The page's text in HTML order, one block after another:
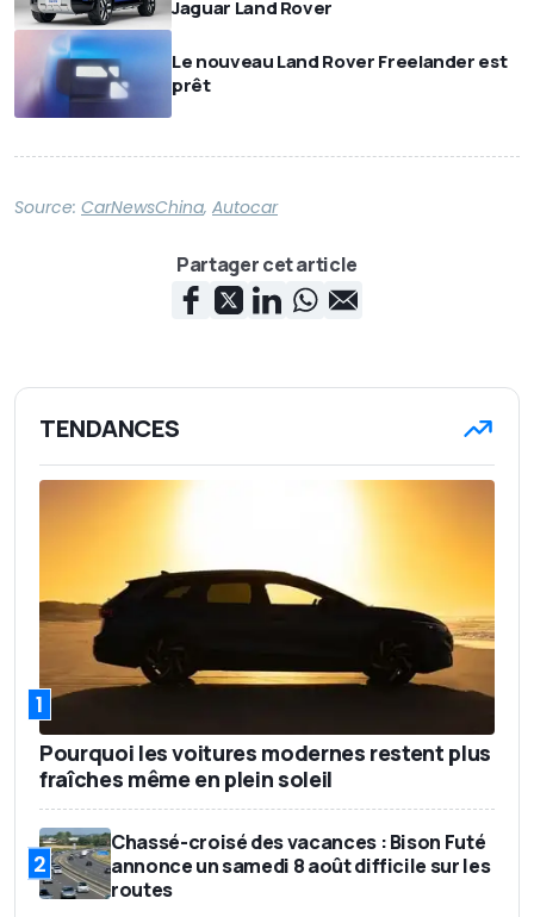
Jaguar Land Rover
Le nouveau Land Rover Freelander est
prêt
Source: CarNewsChina, Autocar
Partager cet article
TENDANCES
1
Pourquoi les voitures modernes restent plus
fraîches même en plein soleil
2
Chassé-croisé des vacances : Bison Futé
annonce un samedi 8 août difficile sur les
routes